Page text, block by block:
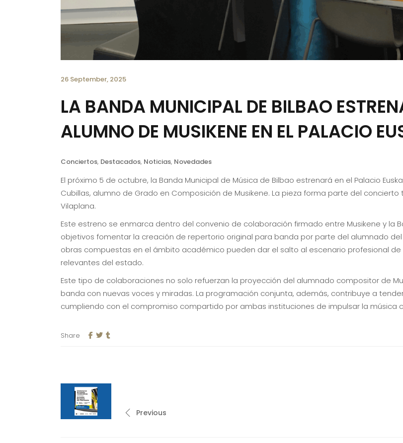
26 September, 2025
LA BANDA MUNICIPAL DE BILBAO
ALUMNO DE MUSIKENE EN EL PALACIO
Conciertos, Destacados, Noticias, Novedades
El próximo 5 de octubre, la Banda Municipal de Música de Bilbao estrenará en el Palacio
Cubillas, alumno de Grado en Composición de Musikene. La pieza forma parte del concierto
Vilaplana.
Este estreno se enmarca dentro del convenio de colaboración firmado entre Musikene y la
objetivos fomentar la creación de repertorio original para banda por parte del alumnado
obras compuestas en el ámbito académico pueden dar el salto al escenario profesional
relevantes del estado.
Este tipo de colaboraciones no solo refuerzan la proyección del alumnado compositor de
banda con nuevas voces y miradas. La programación conjunta, además, contribuye a
cumpliendo con el compromiso compartido por ambas instituciones de impulsar la
Share
Previous